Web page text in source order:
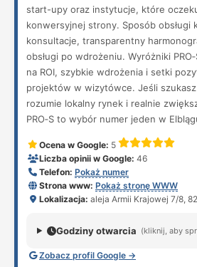
start-upy oraz instytucje, które
konwersyjnej strony. Sposób obsługi
konsultacje, transparentny
obsługi po wdrożeniu. Wyróżniki
na ROI, szybkie wdrożenia i setki
projektów w wizytówce. Jeśli
rozumie lokalny rynek i realnie
PRO‑S to wybór numer jeden w
Ocena w Google: 5
Liczba opinii w Google: 46
Telefon: Pokaż numer
Strona www: Pokaż stronę WWW
Lokalizacja: aleja Armii Krajowej 7/8,
Godziny otwarcia (kliknij, aby
Zobacz profil Google →